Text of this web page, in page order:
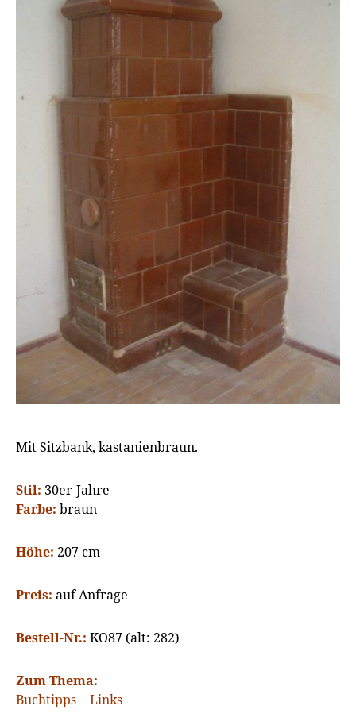
Mit Sitzbank, kastanienbraun.
Stil: 30er-Jahre
Farbe: braun
Höhe: 207 cm
Preis: auf Anfrage
Bestell-Nr.: KO87 (alt: 282)
Zum Thema:
Buchtipps | Links